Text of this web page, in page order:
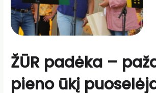
ŽŪR padėka –
pieno ūkį